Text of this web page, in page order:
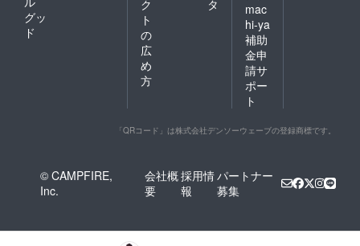
グッ
ド
ク
ト
の
広
め
方
タ
mac
hi-ya
補助
金申
請サ
ポー
ト
「QRコード」は株式会社デンソーウェーブの登録商標です。
© CAMPFIRE,
Inc.
会社概
要
採用情
報
パートナー
募集